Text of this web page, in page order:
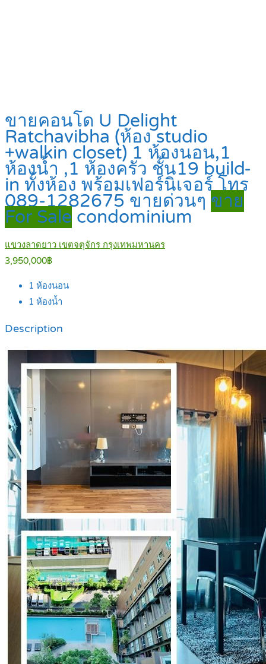
ขายคอนโด U Delight
Ratchavibha (ห้อง studio
+walkin closet) 1 ห้องนอน,1
ห้องน้ำ ,1 ห้องครัว ชั้น19 build-
in ทั้งห้อง พร้อมเฟอร์นิเจอร์ โทร
089-1282675 ขายด่วนๆ ขาย
For Sale condominium
แขวงลาดยาว เขตจตุจักร กรุงเทพมหานคร
3,950,000฿
1 ห้องนอน
1 ห้องน้ำ
Description